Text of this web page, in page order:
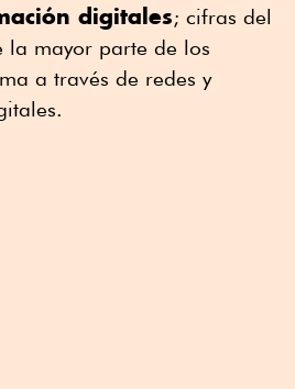
digitales; cifras del
la mayor parte de los
a través de redes y